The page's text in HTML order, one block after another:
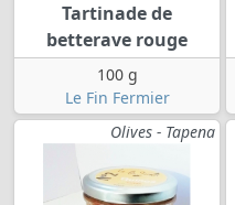
Tartinade de
betterave rouge
100 g
Le Fin Fermier
Olives - Tapena